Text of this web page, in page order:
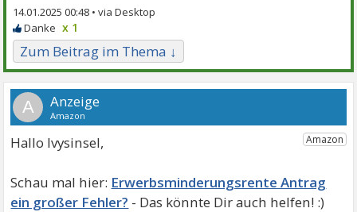
14.01.2025 00:48 •
x 1
Zum Beitrag im Thema ↓
A
Hallo Ivysinsel,
Erwerbsminderungsrente Antrag
ein großer Fehler?